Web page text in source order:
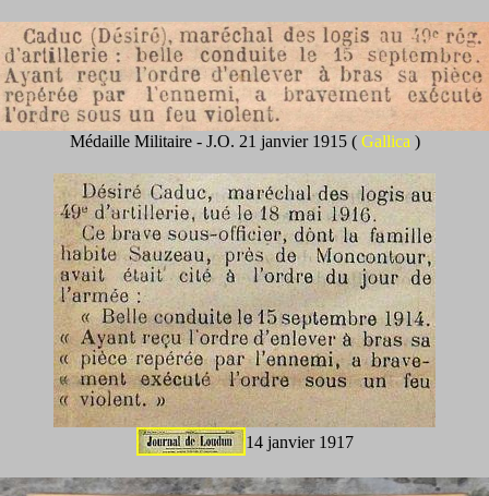
Médaille Militaire - J.O. 21 janvier 1915 ( Gallica )
14 janvier 1917